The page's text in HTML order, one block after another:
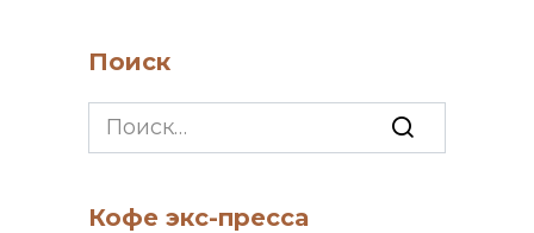
Поиск
Search
for:
Кофе экс-пресса